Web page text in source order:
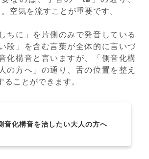
空気を流すことが重要です。
ちに」を片側のみで発音している
段」を含む言葉が全体的に言いづ
化構音と言いますが、「側音化構
の方へ」の通り、舌の位置を整え
ることができます。
音化構音を治したい大人の方へ